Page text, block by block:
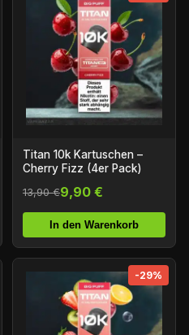
Titan 10k Kartuschen –
Cherry Fizz (4er Pack)
13,90 €9,90 €
In den Warenkorb
-29%